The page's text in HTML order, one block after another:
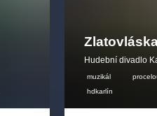
Hudební divadlo
muzikál
hdkarlín